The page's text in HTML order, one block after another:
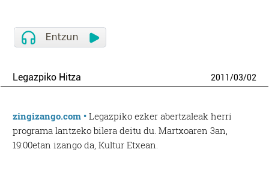
Legazpiko Hitza 2011/03/02
zingizango.com • Legazpiko ezker abertzaleak herri
programa lantzeko bilera deitu du. Martxoaren 3an,
19:00etan izango da, Kultur Etxean.